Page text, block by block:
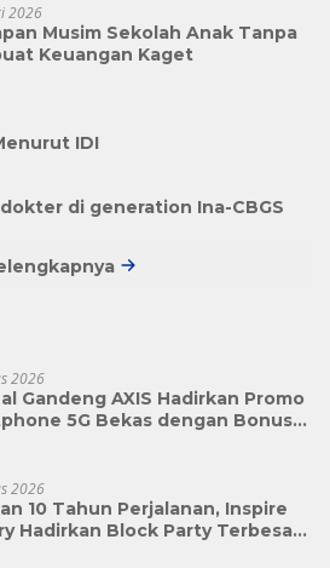
2026
Musim Sekolah Anak Tanpa
Keuangan Kaget
IDI
di generation Ina-CBGS
2026
Gandeng AXIS Hadirkan Promo
5G Bekas dengan Bonus
2026
10 Tahun Perjalanan, Inspire
Hadirkan Block Party Terbesar